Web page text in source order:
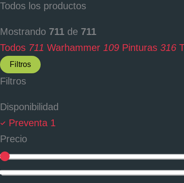
Todos los productos
Mostrando 711 de 711
Todos 711 Warhammer 109 Pinturas 316
Filtros
Filtros
Disponibilidad
Preventa 1
Precio